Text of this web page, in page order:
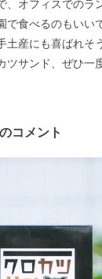
、オフィスでのラ
で食べるのもいい
土産にも喜ばれそ
ツサンド、ぜひ一
コメント